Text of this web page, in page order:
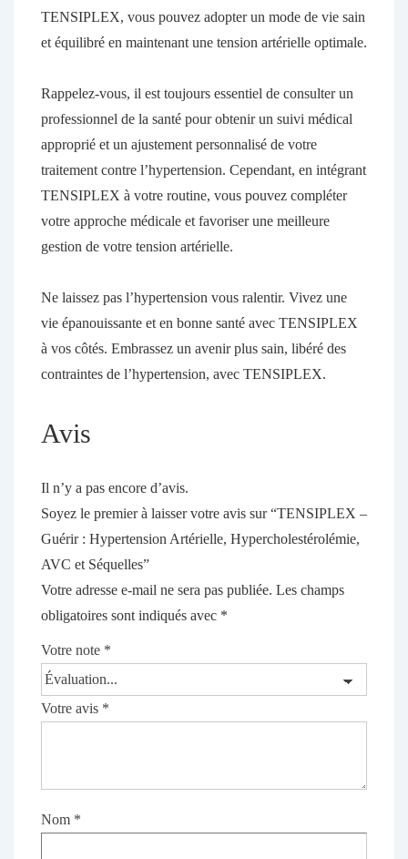
TENSIPLEX, vous pouvez adopter un mode de vie sain
et équilibré en maintenant une tension artérielle optimale.
Rappelez-vous, il est toujours essentiel de consulter un
professionnel de la santé pour obtenir un suivi médical
approprié et un ajustement personnalisé de votre
traitement contre l’hypertension. Cependant, en intégrant
TENSIPLEX à votre routine, vous pouvez compléter
votre approche médicale et favoriser une meilleure
gestion de votre tension artérielle.
Ne laissez pas l’hypertension vous ralentir. Vivez une
vie épanouissante et en bonne santé avec TENSIPLEX
à vos côtés. Embrassez un avenir plus sain, libéré des
contraintes de l’hypertension, avec TENSIPLEX.
Avis
Il n’y a pas encore d’avis.
Soyez le premier à laisser votre avis sur “TENSIPLEX –
Guérir : Hypertension Artérielle, Hypercholestérolémie,
AVC et Séquelles”
Votre adresse e-mail ne sera pas publiée. Les champs
obligatoires sont indiqués avec *
Votre note *
Votre avis *
Nom *